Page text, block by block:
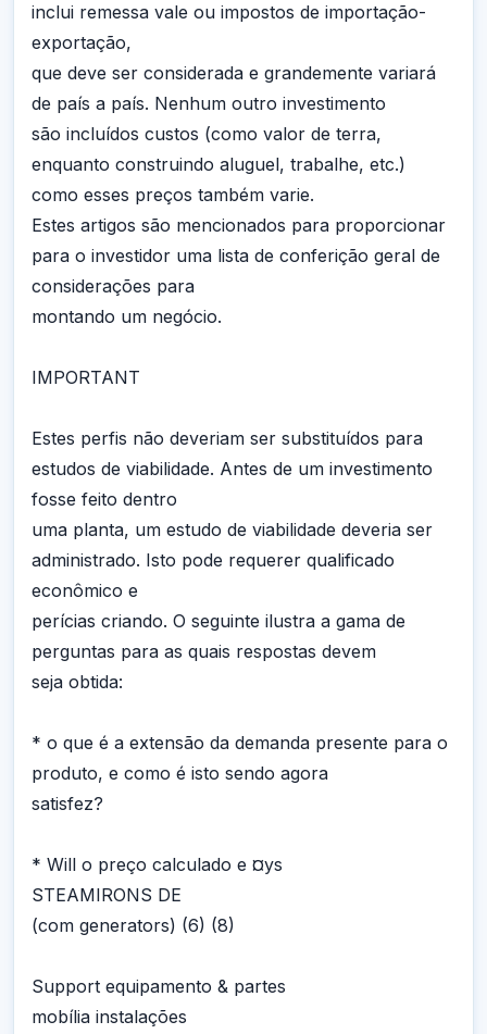
inclui remessa vale ou impostos de importação-
exportação,
que deve ser considerada e grandemente variará
de país a país. Nenhum outro investimento
são incluídos custos (como valor de terra,
enquanto construindo aluguel, trabalhe, etc.)
como esses preços também varie.
Estes artigos são mencionados para proporcionar
para o investidor uma lista de conferição geral de
considerações para
montando um negócio.
IMPORTANT
Estes perfis não deveriam ser substituídos para
estudos de viabilidade. Antes de um investimento
fosse feito dentro
uma planta, um estudo de viabilidade deveria ser
administrado. Isto pode requerer qualificado
econômico e
perícias criando. O seguinte ilustra a gama de
perguntas para as quais respostas devem
seja obtida:
* o que é a extensão da demanda presente para o
produto, e como é isto sendo agora
satisfez?
* Will o preço calculado e ¤ys
STEAMIRONS DE
(com generators) (6) (8)
Support equipamento & partes
mobília instalações